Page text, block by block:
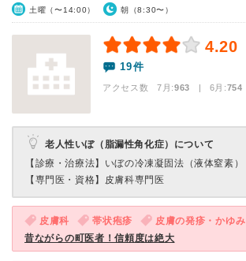
土曜（〜14:00） 朝（8:30〜）
4.20
19件
アクセス数 7月:963 | 6月:754
老人性いぼ（脂漏性角化症）について
【診療・治療法】 いぼの冷凍凝固法（液体窒素）
【専門医・資格】 皮膚科専門医
皮膚科 帯状疱疹 皮膚の発疹・かゆみ
昔ながらの町医者！信頼度は絶大